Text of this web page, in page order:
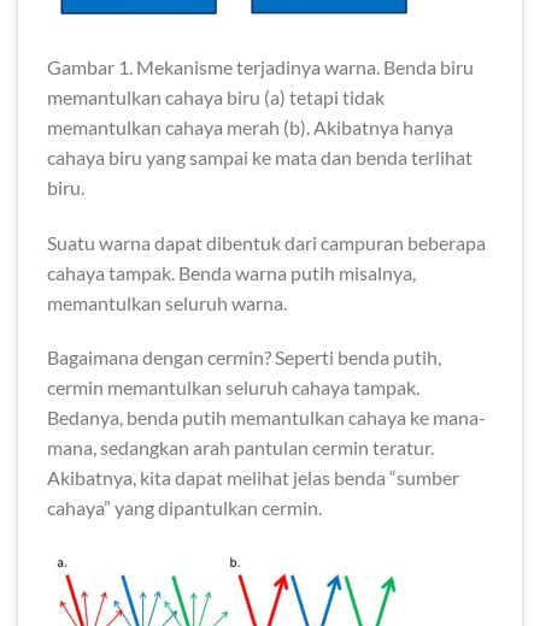
Gambar 1. Mekanisme terjadinya warna. Benda biru
memantulkan cahaya biru (a) tetapi tidak
memantulkan cahaya merah (b). Akibatnya hanya
cahaya biru yang sampai ke mata dan benda terlihat
biru.
Suatu warna dapat dibentuk dari campuran beberapa
cahaya tampak. Benda warna putih misalnya,
memantulkan seluruh warna.
Bagaimana dengan cermin? Seperti benda putih,
cermin memantulkan seluruh cahaya tampak.
Bedanya, benda putih memantulkan cahaya ke mana-
mana, sedangkan arah pantulan cermin teratur.
Akibatnya, kita dapat melihat jelas benda “sumber
cahaya” yang dipantulkan cermin.